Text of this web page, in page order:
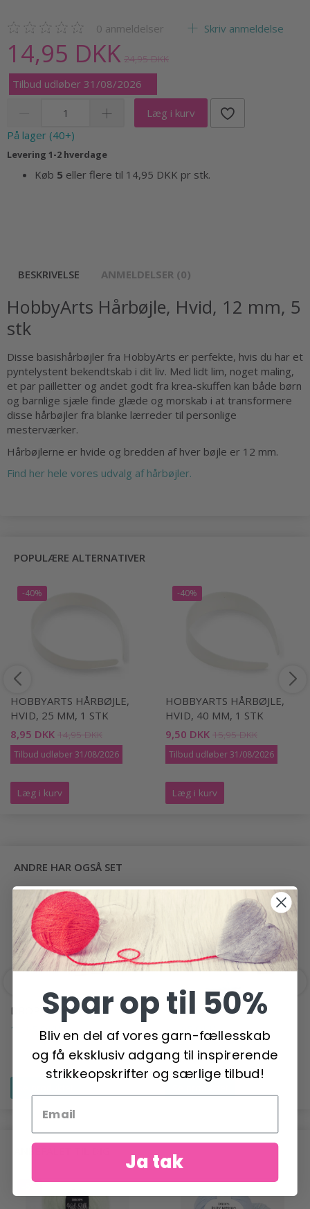
0 anmeldelser Skriv anmeldelse
14,95 DKK 24,95 DKK
Tilbud udløber 31/08/2026
Læg i kurv
På lager (40+)
Levering 1-2 hverdage
Køb 5 eller flere til 14,95 DKK pr stk.
BESKRIVELSE ANMELDELSER (0)
HobbyArts Hårbøjle, Hvid, 12 mm, 5
stk
Disse basishårbøjler fra HobbyArts er perfekte, hvis du har et
pyntelystent bekendtskab i dit liv. Med lidt lim, noget maling,
et par pailletter og andet godt fra krea-skuffen kan både børn
og barnlige sjæle finde glæde og morskab i at transformere
disse hårbøjler fra blanke lærreder til personlige
mesterværker.
Hårbøjlerne er hvide og bredden af hver bøjle er 12 mm.
Find her hele vores udvalg af hårbøjler.
POPULÆRE ALTERNATIVER
-40%
HOBBYARTS HÅRBØJLE,
HVID, 25 MM, 1 STK
8,95 DKK 14,95 DKK
Tilbud udløber 31/08/2026
Læg i kurv
-40%
HOBBYARTS HÅRBØJLE,
HVID, 40 MM, 1 STK
9,50 DKK 15,95 DKK
Tilbud udløber 31/08/2026
Læg i kurv
ANDRE HAR OGSÅ SET
DROPS PARIS
12,95 DKK
DROPS SKY
34,95 DKK
ANBEFALET TIL DIG
Spar op til 50%
Bliv en del af vores garn-fællesskab
og få eksklusiv adgang til inspirerende
strikkeopskrifter og særlige tilbud!
Ja tak